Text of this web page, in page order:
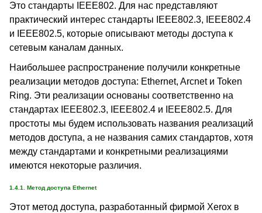
Это стандарты IEEE802. Для нас представляют
практический интерес стандарты IEEE802.3, IEEE802.4
и IEEE802.5, которые описывают методы доступа к
сетевым каналам данных.
Наибольшее распространение получили конкретные
реализации методов доступа: Ethernet, Arcnet и Token
Ring. Эти реализации основаны соответственно на
стандартах IEEE802.3, IEEE802.4 и IEEE802.5. Для
простоты мы будем использовать названия реализаций
методов доступа, а не названия самих стандартов, хотя
между стандартами и конкретными реализациями
имеются некоторые различия.
1.4.1. Метод доступа Ethernet
Этот метод доступа, разработанный фирмой Xerox в